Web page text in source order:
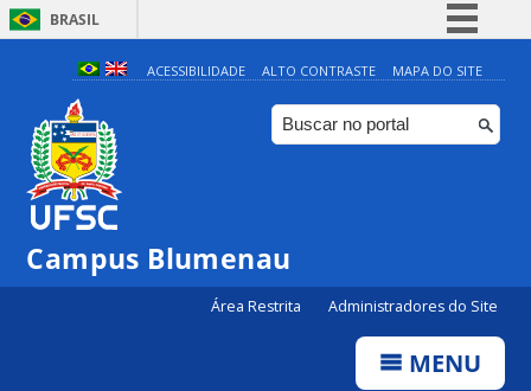
BRASIL
Simplifique!
Comunica BR
Participe
ACESSIBILIDADE ALTO CONTRASTE MAPA DO SITE
Campus Blumenau
Área Restrita Administradores do Site
MENU